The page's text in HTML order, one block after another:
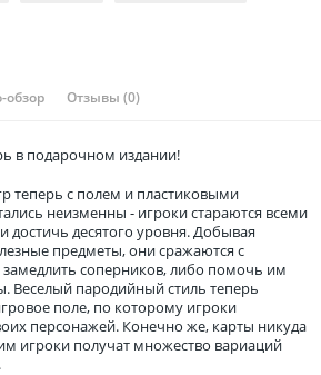
обзор Отзывы (0)
в подарочном издании!
теперь с полем и пластиковыми
неизменны - игроки стараются всеми
десятого уровня. Добывая
предметы, они сражаются с
соперников, либо помочь им
Веселый пародийный стиль теперь
поле, по которому игроки
персонажей. Конечно же, карты никуда
игроки получат множество вариаций